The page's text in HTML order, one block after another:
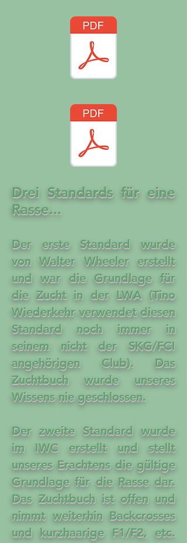
Drei Standards für eine
Rasse...
Der erste Standard wurde
von Walter Wheeler erstellt
und war die Grundlage für
die Zucht in der LWA (Tino
Wiederkehr verwendet diesen
Standard noch immer in
seinem nicht der SKG/FCI
angehörigen Club). Das
Zuchtbuch wurde unseres
Wissens nie geschlossen.
Der zweite Standard wurde
im IWC erstellt und stellt
unseres Erachtens die gültige
Grundlage für die Rasse dar.
Das Zuchtbuch ist offen und
nimmt weiterhin Backcrosses
und kurzhaarige F1/F2, etc.